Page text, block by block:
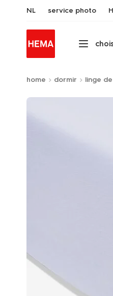
NL service photo
home dormir linge